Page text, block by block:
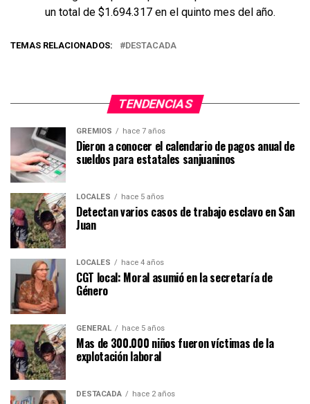
un total de $1.694.317 en el quinto mes del año.
TEMAS RELACIONADOS: DESTACADA
TENDENCIAS
GREMIOS hace 7 años
Dieron a conocer el calendario de pagos anual de
sueldos para estatales sanjuaninos
LOCALES hace 5 años
Detectan varios casos de trabajo esclavo en San
Juan
LOCALES hace 4 años
CGT local: Moral asumió en la secretaría de
Género
GENERAL hace 5 años
Mas de 300.000 niños fueron víctimas de la
explotación laboral
DESTACADA hace 2 años